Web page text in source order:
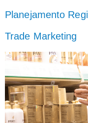
Planejamento
Trade Marketing